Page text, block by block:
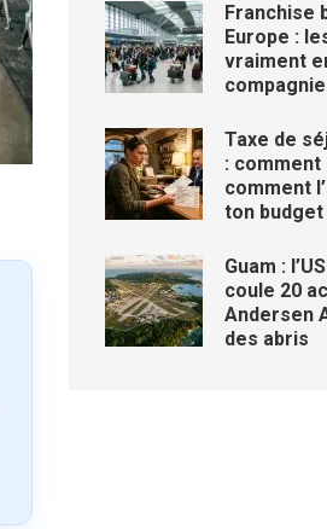
Franchise
Europe :
vraiment
compagnie
Taxe de
:
comment
ton budget
Guam :
coule 20
Andersen
des abris